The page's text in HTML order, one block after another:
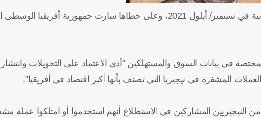
في سبتمبر/ أيلول 2021، وعلى خطاها سارت جمهورية أفريقيا الوسطى
المختصة في بيانات السوق والمستهلكين "أدى الاعتماد على التحويلات وانتشار
المشفرة في نيجيريا التي تصنف بأنها أكبر اقتصاد في أفريقيا".